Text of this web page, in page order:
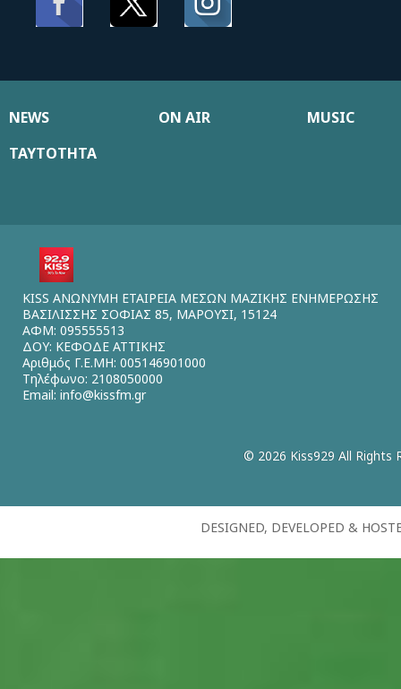
NEWS ON AIR
MUSIC
ΤΑΥΤΟΤΗΤΑ
KISS ΑΝΩΝΥΜΗ ΕΤΑΙΡΕΙΑ ΜΕΣΩΝ ΜΑΖΙΚΗΣ ΕΝΗΜΕΡΩΣΗΣ
ΒΑΣΙΛΙΣΣΗΣ ΣΟΦΙΑΣ 85, ΜΑΡΟΥΣΙ, 15124
ΑΦΜ: 095555513
ΔΟΥ: ΚΕΦΟΔΕ ΑΤΤΙΚΗΣ
Αριθμός Γ.Ε.ΜΗ: 005146901000
Τηλέφωνο: 2108050000
Email: info@kissfm.gr
© 2026 Kiss929 All Rights
DESIGNED, DEVELOPED &